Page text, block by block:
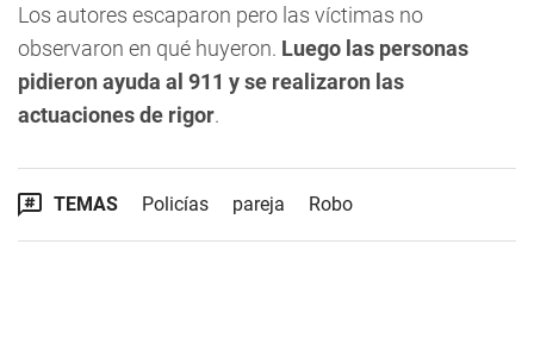
Los autores escaparon pero las víctimas no
observaron en qué huyeron. Luego las personas
pidieron ayuda al 911 y se realizaron las
actuaciones de rigor.
TEMAS Policías pareja Robo